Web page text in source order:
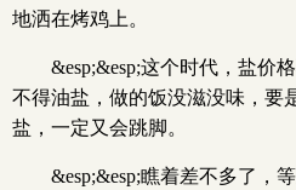
地洒在烤鸡上。
&esp;&esp;这个时代，盐价
不得油盐，做的饭没滋没味，要
盐，一定又会跳脚。
&esp;&esp;瞧着差不多了，